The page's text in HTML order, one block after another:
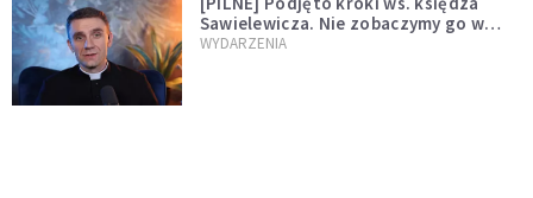
Sawielewicza. Nie zobaczymy go w
mediach
WYDARZENIA